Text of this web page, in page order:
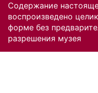
Содержание
воспроизведено
форме без
разрешения музея